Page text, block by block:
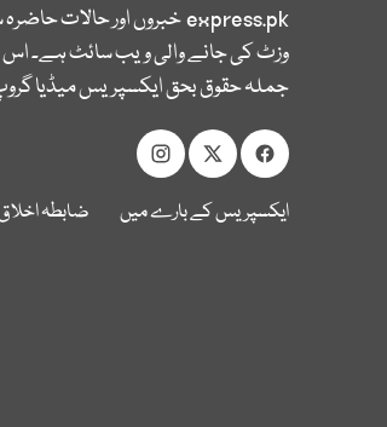
express.pkخبروں اور حالات
وزٹ کی جانے والی ویب سائٹ ہے۔ اس
جملہ حقوق بحق ایکسپریس میڈیا
ایکسپریس کے بارے میں ضابطہ